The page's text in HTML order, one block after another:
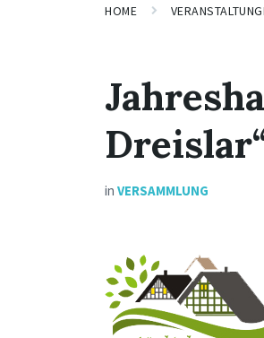
HOME
inVERSAMMLUNG